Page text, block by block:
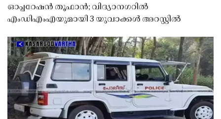
ഓപ്പറേഷൻ തൂഫാൻ; വിദ്യാനഗറിൽ
എംഡിഎംഎയുമായി 3 യുവാക്കൾ അറസ്റ്റിൽ